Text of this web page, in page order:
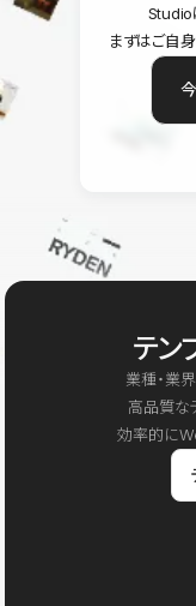
Studio
まずはご自
テン
業種・業
高品質な
効率的に